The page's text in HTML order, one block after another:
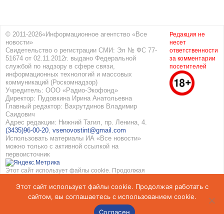
© 2011-2026«Информационное агентство «Все
новости»
Свидетельство о регистрации СМИ: Эл № ФС 77-
51674 от 02.11.2012г. выдано Федеральной
службой по надзору в сфере связи,
информационных технологий и массовых
коммуникаций (Роскомнадзор)
Учредитель: ООО «Радио-Экофонд»
Директор: Пудовкина Ирина Анатольевна
Главный редактор: Вахрутдинов Владимир
Саидович
Адрес редакции: Нижний Тагил, пр. Ленина, 4.
(3435)96-00-20, vsenovostint@gmail.com
Использовать материалы ИА «Все новости»
можно только с активной ссылкой на
первоисточник
Этот сайт использует файлы cookie. Продолжая
использованием cookie. Подробнее вПолитике
конфиденциальностииСоглашение об обработке
персональных данных
Редакция не
несет
ответственности
за комментарии
посетителей
Этот сайт использует файлы cookie. Продолжая работать с
сайтом, вы соглашаетесь с использованием cookie.
Согласен